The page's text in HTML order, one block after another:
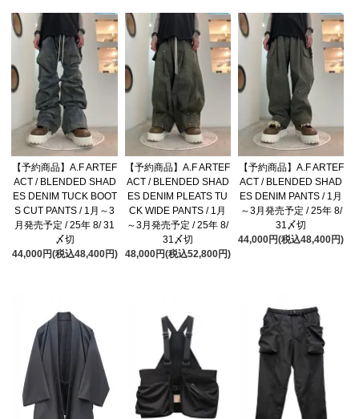
【予約商品】A.F ARTEF
ACT / BLENDED SHAD
ES DENIM TUCK BOOT
S CUT PANTS / 1月～3
月発売予定 / 25年 8/ 31
〆切
44,000円(税込48,400円)
【予約商品】A.F ARTEF
ACT / BLENDED SHAD
ES DENIM PLEATS TU
CK WIDE PANTS / 1月
～3月発売予定 / 25年 8/
31〆切
48,000円(税込52,800円)
【予約商品】A.F ARTEF
ACT / BLENDED SHAD
ES DENIM PANTS / 1月
～3月発売予定 / 25年 8/
31〆切
44,000円(税込48,400円)